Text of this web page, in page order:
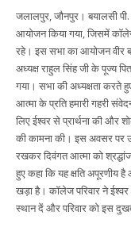
जलालपुर, जौनपुर। बयालसी
आयोजन किया गया, जिसमें कॉलेज
रहे। इस सभा का आयोजन वीर
अध्यक्ष राहुल सिंह जी के पूज्य
गया। सभा की अध्यक्षता करते
आत्मा के प्रति हमारी गहरी
लिए ईश्वर से प्रार्थना की और
की कामना की। इस अवसर पर
रखकर दिवंगत आत्मा को
हुए कहा कि यह क्षति अपूरणीय
खड़ा है। कॉलेज परिवार ने
स्थान दें और परिवार को इस